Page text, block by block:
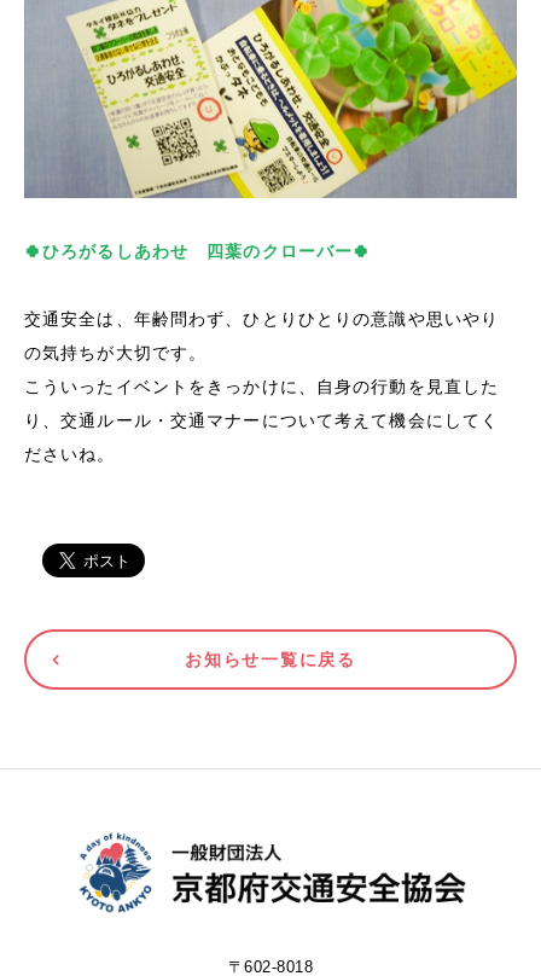
🍀ひろがるしあわせ 四葉のクローバー🍀
交通安全は、年齢問わず、ひとりひとりの意識や思いやり
の気持ちが大切です。
こういったイベントをきっかけに、自身の行動を見直した
り、交通ルール・交通マナーについて考えて機会にしてく
ださいね。
お知らせ一覧に戻る
〒602-8018